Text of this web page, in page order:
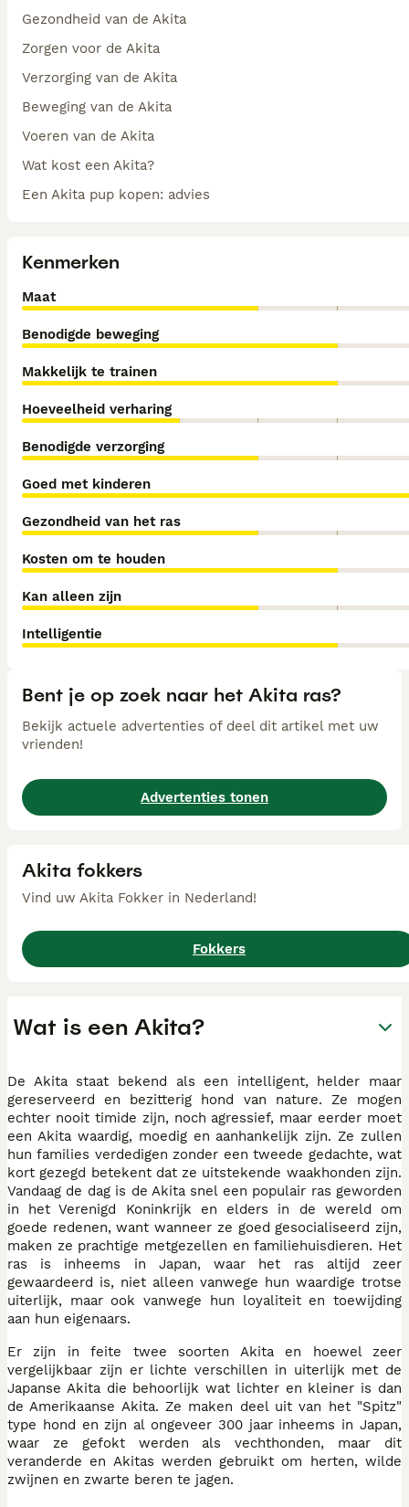
Gezondheid van de Akita
Zorgen voor de Akita
Verzorging van de Akita
Beweging van de Akita
Voeren van de Akita
Wat kost een Akita?
Een Akita pup kopen: advies
Kenmerken
Maat
Benodigde beweging
Makkelijk te trainen
Hoeveelheid verharing
Benodigde verzorging
Goed met kinderen
Gezondheid van het ras
Kosten om te houden
Kan alleen zijn
Intelligentie
Bent je op zoek naar het Akita ras?
Bekijk actuele advertenties of deel dit artikel met uw
vrienden!
Advertenties tonen
Akita fokkers
Vind uw Akita Fokker in Nederland!
Fokkers
Wat is een Akita?
De Akita staat bekend als een intelligent, helder maar
gereserveerd en bezitterig hond van nature. Ze mogen
echter nooit timide zijn, noch agressief, maar eerder moet
een Akita waardig, moedig en aanhankelijk zijn. Ze zullen
hun families verdedigen zonder een tweede gedachte, wat
kort gezegd betekent dat ze uitstekende waakhonden zijn.
Vandaag de dag is de Akita snel een populair ras geworden
in het Verenigd Koninkrijk en elders in de wereld om
goede redenen, want wanneer ze goed gesocialiseerd zijn,
maken ze prachtige metgezellen en familiehuisdieren. Het
ras is inheems in Japan, waar het ras altijd zeer
gewaardeerd is, niet alleen vanwege hun waardige trotse
uiterlijk, maar ook vanwege hun loyaliteit en toewijding
aan hun eigenaars.
Er zijn in feite twee soorten Akita en hoewel zeer
vergelijkbaar zijn er lichte verschillen in uiterlijk met de
Japanse Akita die behoorlijk wat lichter en kleiner is dan
de Amerikaanse Akita. Ze maken deel uit van het "Spitz"
type hond en zijn al ongeveer 300 jaar inheems in Japan,
waar ze gefokt werden als vechthonden, maar dit
veranderde en Akitas werden gebruikt om herten, wilde
zwijnen en zwarte beren te jagen.